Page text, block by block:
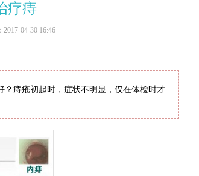
疗痔
04-30 16:46
？痔疮初起时，症状不明显，仅在体检时才